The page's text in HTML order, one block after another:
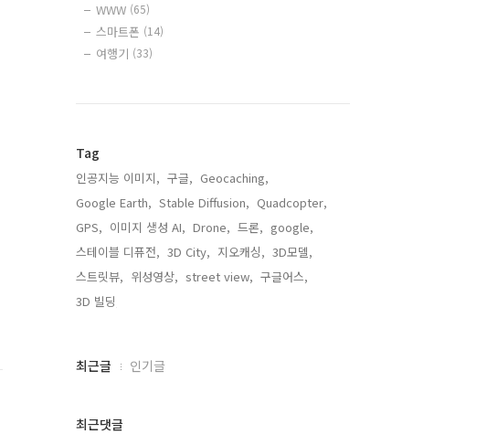
WWW (65)
스마트폰 (14)
여행기 (33)
Tag
인공지능 이미지, 구글, Geocaching,
Google Earth, Stable Diffusion, Quadcopter,
GPS, 이미지 생성 AI, Drone, 드론, google,
스테이블 디퓨전, 3D City, 지오캐싱, 3D모델,
스트릿뷰, 위성영상, street view, 구글어스,
3D 빌딩,
최
과
최근글 인기글
최근댓글